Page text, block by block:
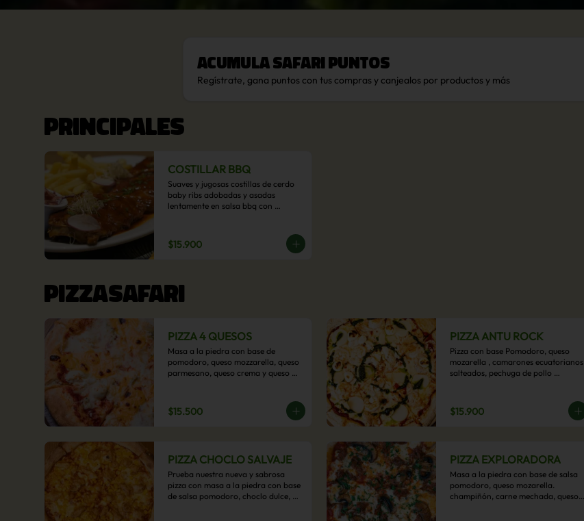
AcumulaSafari Puntos
Regístrate, gana puntos con tus compras y canjealos por productos y más
PRINCIPALES
COSTILLAR BBQ
Suaves y jugosas costillas de cerdo
baby ribs adobadas y asadas
lentamente en salsa bbq con
tradicional, Puré picante, Verduras
salteadas, Papas parmentier, Papas
$15.900
PIZZASAFARI
PIZZA 4 QUESOS
Masa a la piedra con base de
pomodoro, queso mozzarella, queso
parmesano, queso crema y queso
$15.500
PIZZA ANTU ROCK
Pizza con base Pomodoro, queso
mozarella , camarones ecuatorianos
salteados, pechuga de pollo
casero.
$15.900
PIZZA CHOCLO SALVAJE
Prueba nuestra nueva y sabrosa
pizza con masa a la piedra con base
de salsa pomodoro, choclo dulce,
PIZZA EXPLORADORA
Masa a la piedra con base de salsa
pomodoro, queso mozarella.
champiñón, carne mechada, queso